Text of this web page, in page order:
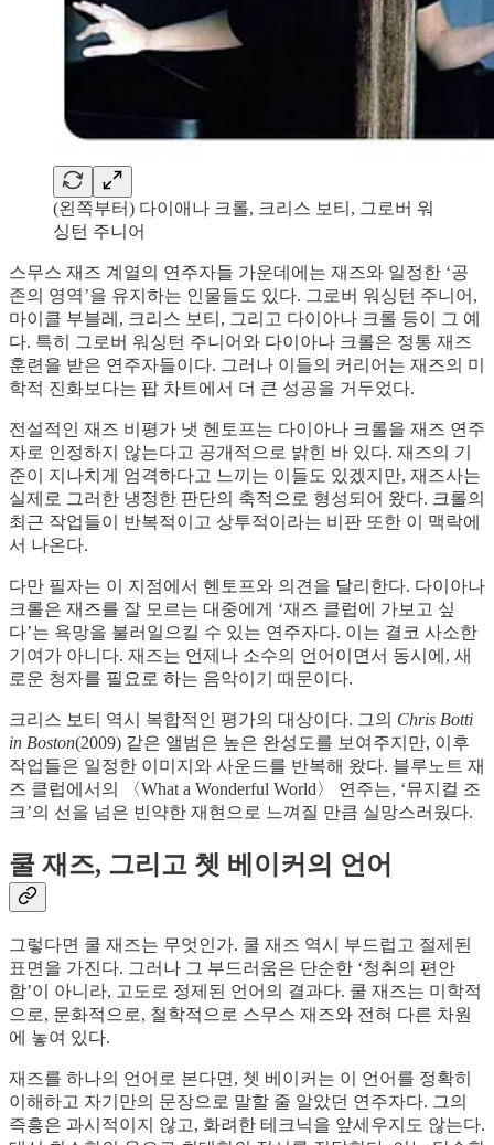
(왼쪽부터) 다이애나 크롤, 크리스 보티, 그로버 워
싱턴 주니어
스무스 재즈 계열의 연주자들 가운데에는 재즈와 일정한 ‘공
존의 영역’을 유지하는 인물들도 있다. 그로버 워싱턴 주니어,
마이클 부블레, 크리스 보티, 그리고 다이아나 크롤 등이 그 예
다. 특히 그로버 워싱턴 주니어와 다이아나 크롤은 정통 재즈
훈련을 받은 연주자들이다. 그러나 이들의 커리어는 재즈의 미
학적 진화보다는 팝 차트에서 더 큰 성공을 거두었다.
전설적인 재즈 비평가 냇 헨토프는 다이아나 크롤을 재즈 연주
자로 인정하지 않는다고 공개적으로 밝힌 바 있다. 재즈의 기
준이 지나치게 엄격하다고 느끼는 이들도 있겠지만, 재즈사는
실제로 그러한 냉정한 판단의 축적으로 형성되어 왔다. 크롤의
최근 작업들이 반복적이고 상투적이라는 비판 또한 이 맥락에
서 나온다.
다만 필자는 이 지점에서 헨토프와 의견을 달리한다. 다이아나
크롤은 재즈를 잘 모르는 대중에게 ‘재즈 클럽에 가보고 싶
다’는 욕망을 불러일으킬 수 있는 연주자다. 이는 결코 사소한
기여가 아니다. 재즈는 언제나 소수의 언어이면서 동시에, 새
로운 청자를 필요로 하는 음악이기 때문이다.
크리스 보티 역시 복합적인 평가의 대상이다. 그의 Chris Botti
in Boston(2009) 같은 앨범은 높은 완성도를 보여주지만, 이후
작업들은 일정한 이미지와 사운드를 반복해 왔다. 블루노트 재
즈 클럽에서의 〈What a Wonderful World〉 연주는, ‘뮤지컬 조
크’의 선을 넘은 빈약한 재현으로 느껴질 만큼 실망스러웠다.
쿨 재즈, 그리고 쳇 베이커의 언어
그렇다면 쿨 재즈는 무엇인가. 쿨 재즈 역시 부드럽고 절제된
표면을 가진다. 그러나 그 부드러움은 단순한 ‘청취의 편안
함’이 아니라, 고도로 정제된 언어의 결과다. 쿨 재즈는 미학적
으로, 문화적으로, 철학적으로 스무스 재즈와 전혀 다른 차원
에 놓여 있다.
재즈를 하나의 언어로 본다면, 쳇 베이커는 이 언어를 정확히
이해하고 자기만의 문장으로 말할 줄 알았던 연주자다. 그의
즉흥은 과시적이지 않고, 화려한 테크닉을 앞세우지도 않는다.